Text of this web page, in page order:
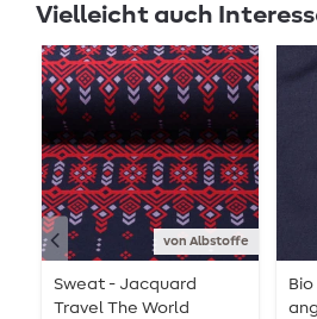
Vielleicht auch
von Albstoffe
Sweat - Jacquard
Travel The World